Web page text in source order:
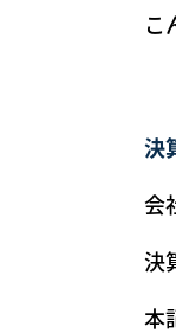
こ
決
会
決
本